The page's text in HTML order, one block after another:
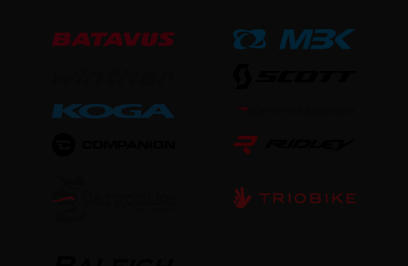
Steltype
UDSTYR